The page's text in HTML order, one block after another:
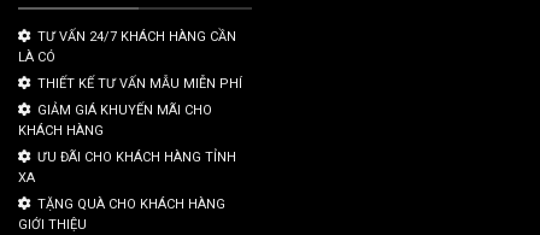
TƯ VẤN 24/7 KHÁCH HÀNG CẦN
LÀ CÓ
THIẾT KẾ TƯ VẤN MẪU MIỄN PHÍ
GIẢM GIÁ KHUYẾN MÃI CHO
KHÁCH HÀNG
ƯU ĐÃI CHO KHÁCH HÀNG TỈNH
XA
TẶNG QUÀ CHO KHÁCH HÀNG
GIỚI THIỆU